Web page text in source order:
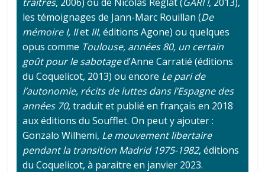
les témoignages de Jann-Marc Rouillan (De
mémoire I, IIet III, éditions Agone) ou quelques
opus comme Toulouse, années 80, un certain
goût pour le sabotaged’Anne Carratié (éditions
du Coquelicot, 2013) ou encore Le pari de
l’autonomie, récits de luttes dans l’Espagne des
années 70, traduit et publié en français en 2018
aux éditions du Soufflet. On peut y ajouter :
Gonzalo Wilhemi, Le mouvement libertaire
pendant la transition Madrid 1975-1982, éditions
du Coquelicot, à paraitre en janvier 2023.